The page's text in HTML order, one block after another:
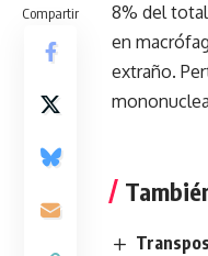
Compartir
8% del
en
extraño.